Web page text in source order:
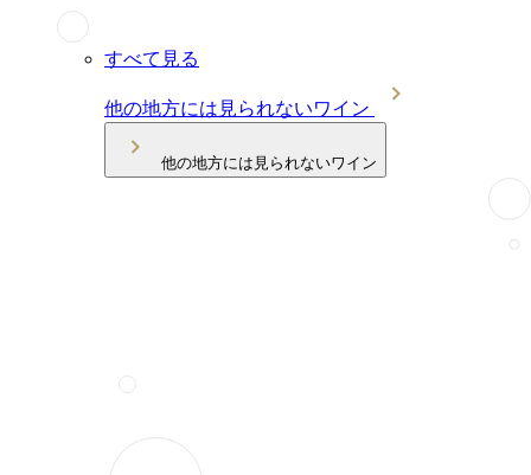
すべて見る
他の地方には見られないワイン
他の地方には見られないワイン